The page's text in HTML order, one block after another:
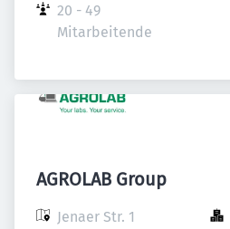
20 - 49
Mitarbeitende
AGROLAB Group
Jenaer Str. 1